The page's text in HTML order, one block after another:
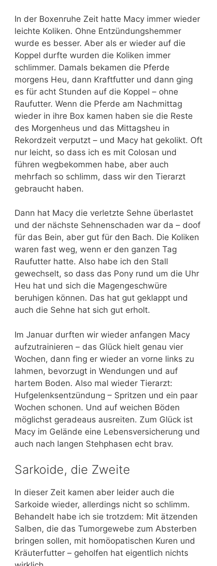
In der Boxenruhe Zeit hatte Macy immer wieder
leichte Koliken. Ohne Entzündungshemmer
wurde es besser. Aber als er wieder auf die
Koppel durfte wurden die Koliken immer
schlimmer. Damals bekamen die Pferde
morgens Heu, dann Kraftfutter und dann ging
es für acht Stunden auf die Koppel – ohne
Raufutter. Wenn die Pferde am Nachmittag
wieder in ihre Box kamen haben sie die Reste
des Morgenheus und das Mittagsheu in
Rekordzeit verputzt – und Macy hat gekolikt. Oft
nur leicht, so dass ich es mit Colosan und
führen wegbekommen habe, aber auch
mehrfach so schlimm, dass wir den Tierarzt
gebraucht haben.
Dann hat Macy die verletzte Sehne überlastet
und der nächste Sehnenschaden war da – doof
für das Bein, aber gut für den Bach. Die Koliken
waren fast weg, wenn er den ganzen Tag
Raufutter hatte. Also habe ich den Stall
gewechselt, so dass das Pony rund um die Uhr
Heu hat und sich die Magengeschwüre
beruhigen können. Das hat gut geklappt und
auch die Sehne hat sich gut erholt.
Im Januar durften wir wieder anfangen Macy
aufzutrainieren – das Glück hielt genau vier
Wochen, dann fing er wieder an vorne links zu
lahmen, bevorzugt in Wendungen und auf
hartem Boden. Also mal wieder Tierarzt:
Hufgelenksentzündung – Spritzen und ein paar
Wochen schonen. Und auf weichen Böden
möglichst geradeaus ausreiten. Zum Glück ist
Macy im Gelände eine Lebensversicherung und
auch nach langen Stehphasen echt brav.
Sarkoide, die Zweite
In dieser Zeit kamen aber leider auch die
Sarkoide wieder, allerdings nicht so schlimm.
Behandelt habe ich sie trotzdem: Mit ätzenden
Salben, die das Tumorgewebe zum Absterben
bringen sollen, mit homöopatischen Kuren und
Kräuterfutter – geholfen hat eigentlich nichts